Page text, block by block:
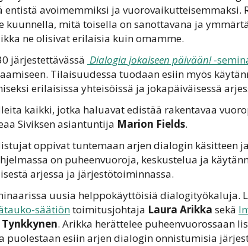
entistä avoimemmiksi ja vuorovaikutteisemmaksi.
kuunnella, mitä toisella on sanottavana ja
ne olisivat erilaisia kuin omamme.
järjestettävässä Dialogia jokaiseen päivään!-
Tilaisuudessa tuodaan esiin myös
erilaisissa yhteisöissä ja jokapäiväisessä
kaikki, jotka haluavat edistää rakentavaa
Siviksen asiantuntija Marion Fields.
oppivat tuntemaan arjen dialogin käsitteen
on puheenvuoroja, keskustelua ja
arjessa ja järjestötoiminnassa.
uusia helppokäyttöisiä dialogityökaluja.
säätiöntoimitusjohtaja Laura Arikka sekä
. Arikka herättelee puheenvuorossaan
puolestaan esiin arjen dialogin onnistumisia